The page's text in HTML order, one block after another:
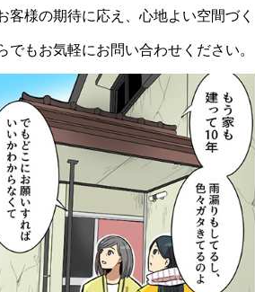
様の期待に応え、心地よい空間づく
もお気軽にお問い合わせください。